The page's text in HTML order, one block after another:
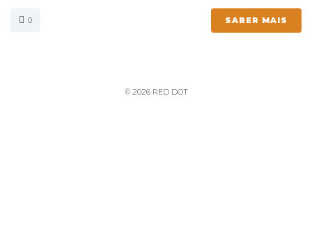
0 SABER MAIS
© 2026 RED DOT